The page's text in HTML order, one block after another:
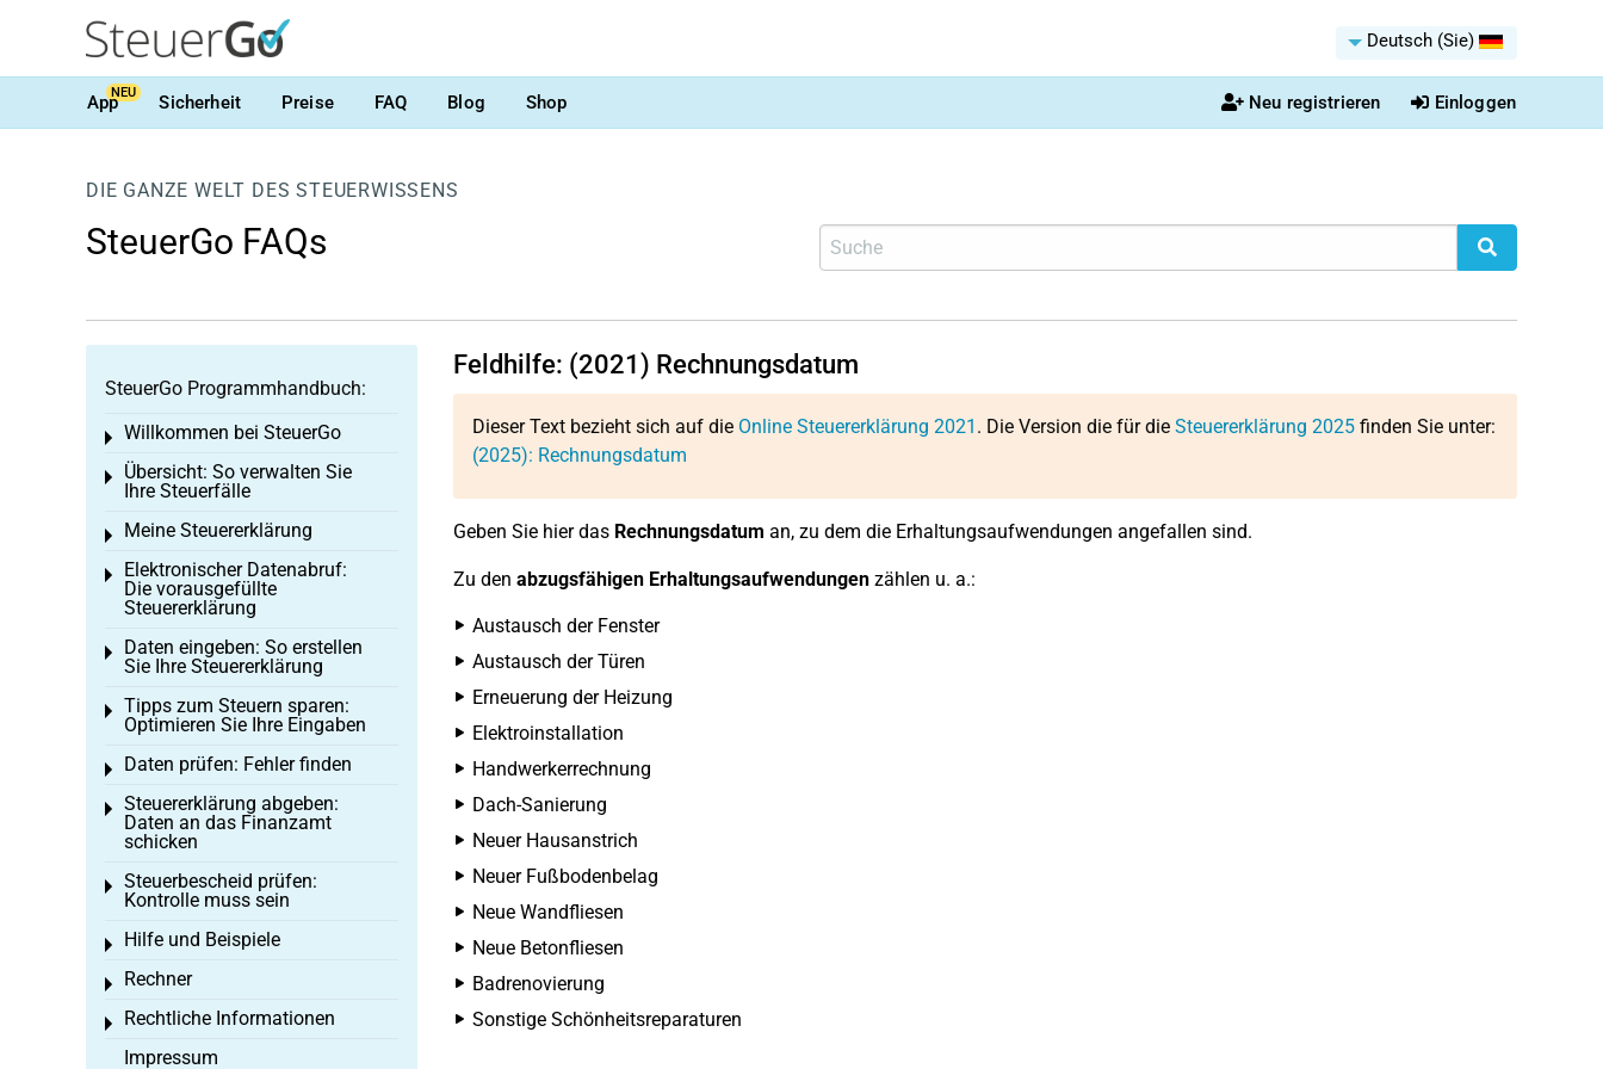
Deutsch (Sie)
AppNEU Sicherheit Preise FAQ Blog Shop Neu registrieren Einloggen
DIE GANZE WELT DES STEUERWISSENS
SteuerGo FAQs
Feldhilfe: (2021) Rechnungsdatum
Dieser Text bezieht sich auf die Online Steuererklärung 2021 . Die Version die für die Steuererklärung 2025finden Sie unter:
(2025): Rechnungsdatum
Geben Sie hier das Rechnungsdatum an, zu dem die Erhaltungsaufwendungen angefallen sind.
Zu den abzugsfähigen Erhaltungsaufwendungenzählen u. a.:
Austausch der Fenster
Austausch der Türen
Erneuerung der Heizung
Elektroinstallation
Handwerkerrechnung
Dach-Sanierung
Neuer Hausanstrich
Neuer Fußbodenbelag
Neue Wandfliesen
Neue Betonfliesen
Badrenovierung
Sonstige Schönheitsreparaturen
SteuerGo Programmhandbuch:
Willkommen bei SteuerGo
Toggle menu
Übersicht: So verwalten Sie
Ihre Steuerfälle
Toggle menu
Meine Steuererklärung
Toggle menu
Elektronischer Datenabruf:
Die vorausgefüllte
Steuererklärung
Toggle menu
Daten eingeben: So erstellen
Sie Ihre Steuererklärung
Toggle menu
Tipps zum Steuern sparen:
Optimieren Sie Ihre Eingaben
Toggle menu
Daten prüfen: Fehler finden
Toggle menu
Steuererklärung abgeben:
Daten an das Finanzamt
schicken
Toggle menu
Steuerbescheid prüfen:
Kontrolle muss sein
Toggle menu
Hilfe und Beispiele
Toggle menu
Rechner
Toggle menu
Rechtliche Informationen
Toggle menu
Impressum